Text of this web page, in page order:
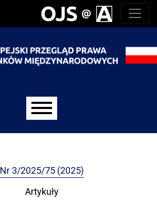
Nr 3/2025/75 (2025)
Artykuły